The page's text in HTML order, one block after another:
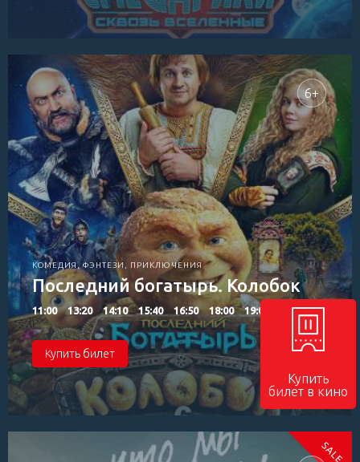
КОМЕДИЯ, ФЭНТЕЗИ, ПРИКЛЮЧЕНИЯ
Последний богатырь. Колобок
11:00 13:20 14:10 15:40 16:50 18:00 19:05
Купить билет
6+
Купить
билет в кино